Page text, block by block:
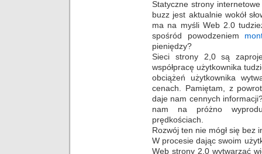
Statyczne strony
buzz jest aktualnie wokół
ma na myśli Web 2.0
spośród powodzeniem
pieniędzy?
Sieci strony 2,0 są
współpracę użytkownika
obciążeń użytkownika
cenach. Pamiętam, z
daje nam cennych
nam na próżno
prędkościach.
Rozwój ten nie mógł się bez
W procesie dając swoim
Web strony 2,0 wytwarzać